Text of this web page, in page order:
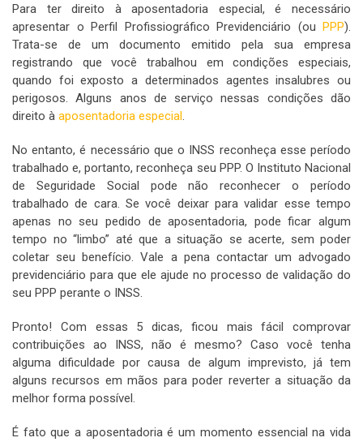
Para ter direito à aposentadoria especial, é necessário
apresentar o Perfil Profissiográfico Previdenciário (ou PPP).
Trata-se de um documento emitido pela sua empresa
registrando que você trabalhou em condições especiais,
quando foi exposto a determinados agentes insalubres ou
perigosos. Alguns anos de serviço nessas condições dão
direito à aposentadoria especial.
No entanto, é necessário que o INSS reconheça esse período
trabalhado e, portanto, reconheça seu PPP. O Instituto Nacional
de Seguridade Social pode não reconhecer o período
trabalhado de cara. Se você deixar para validar esse tempo
apenas no seu pedido de aposentadoria, pode ficar algum
tempo no “limbo” até que a situação se acerte, sem poder
coletar seu benefício. Vale a pena contactar um advogado
previdenciário para que ele ajude no processo de validação do
seu PPP perante o INSS.
Pronto! Com essas 5 dicas, ficou mais fácil comprovar
contribuições ao INSS, não é mesmo? Caso você tenha
alguma dificuldade por causa de algum imprevisto, já tem
alguns recursos em mãos para poder reverter a situação da
melhor forma possível.
É fato que a aposentadoria é um momento essencial na vida